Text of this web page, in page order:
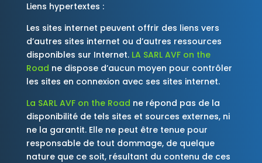
Liens hypertextes :
Les sites internet peuvent offrir des liens vers
d’autres sites internet ou d’autres ressources
disponibles sur Internet. LA SARL AVF on the
Road ne dispose d’aucun moyen pour contrôler
les sites en connexion avec ses sites internet.
La SARL AVF on the Road ne répond pas de la
disponibilité de tels sites et sources externes, ni
ne la garantit. Elle ne peut être tenue pour
responsable de tout dommage, de quelque
nature que ce soit, résultant du contenu de ces